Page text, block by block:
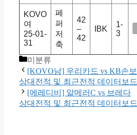
KOVO
여
25-01-
31
페
퍼
저
축
42
–
42
IBK
1-
3
Categories
미분류
[KOVO남] 우리카드 vs KB손보
상대전적 및 최근전적 데이터보드
[에레디비] 알메러C vs 브레다
상대전적 및 최근전적 데이터보드